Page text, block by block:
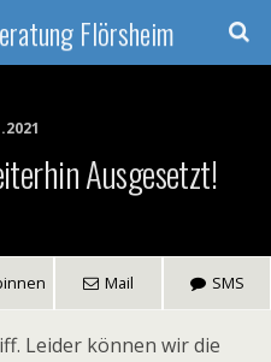
Flörsheim
Ausgesetzt!
Mail SMS
Leider können wir die